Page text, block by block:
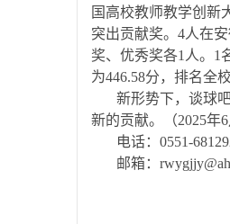
国高校教师教学创新
突出贡献奖。4人在
奖、优秀奖各1人。1
为446.58分，排名全
新形势下，谈球
新的贡献。（2025年
电话：0551-
邮箱：